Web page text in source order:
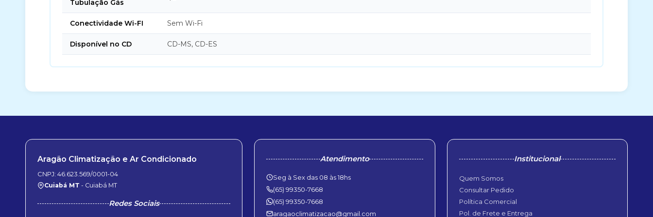
Tubulação Gás
Conectividade Wi-FI Sem Wi-Fi
Disponível no CD CD-MS, CD-ES
Aragão Climatização e Ar Condicionado
CNPJ: 46.623.569/0001-04
Cuiabá MT - Cuiabá MT
Redes Sociais
Atendimento
Seg à Sex das 08 às 18hs
(65) 99350-7668
(65) 99350-7668
aragaoclimatizacao@gmail.com
Institucional
Quem Somos
Consultar Pedido
Política Comercial
Pol. de Frete e Entrega